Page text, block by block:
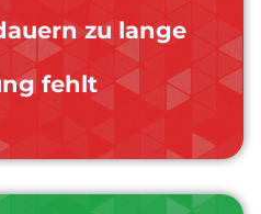
zu lange
fehlt